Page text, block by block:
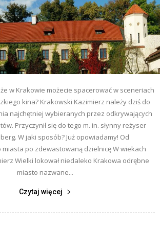
w Krakowie możecie spacerować w sceneriach
kina? Krakowski Kazimierz należy dziś do
najchętniej wybieranych przez odkrywających
Przyczynił się do tego m. in. słynny reżyser
W jaki sposób? Już opowiadamy! Od
po zdewastowaną dzielnicę W wiekach
Wielki lokował niedaleko Krakowa odrębne
miasto nazwane...
Czytaj więcej